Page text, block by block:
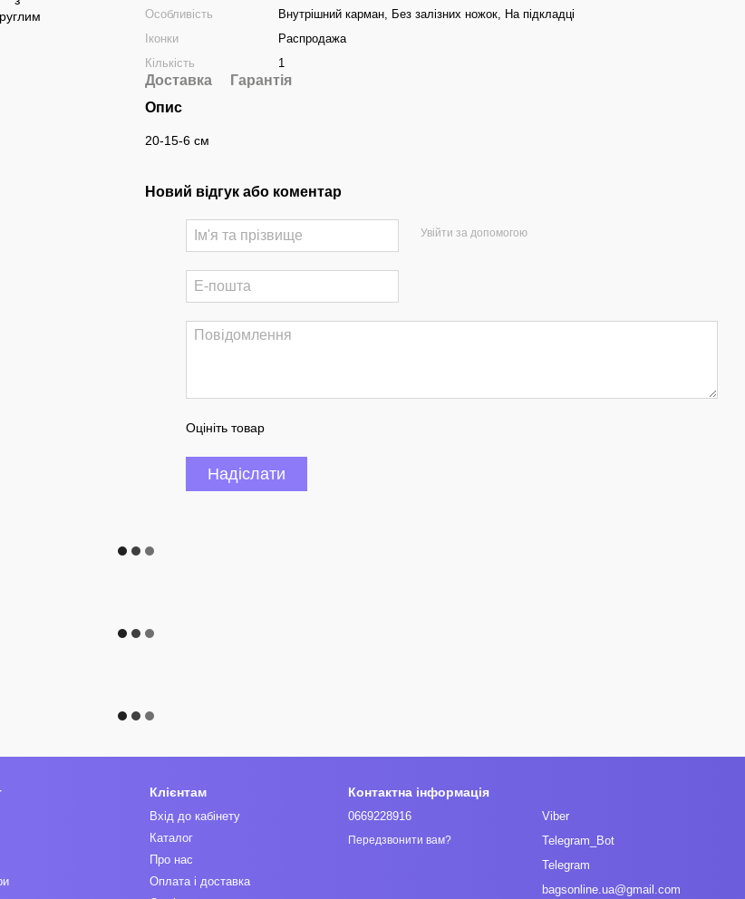
Особливість
Внутрішний карман, Без залізних ножок, На підкладці
Іконки
Распродажа
Кількість
1
Доставка
Гарантія
Опис
20-15-6 см
Новий відгук або коментар
Увійти за допомогою
Оцініть товар
Надіслати
Клієнтам
Вхід до кабінету
Каталог
Про нас
Оплата і доставка
Контактна інформація
0669228916
Передзвонити вам?
Viber
Telegram_Bot
Telegram
bagsonline.ua@gmail.com